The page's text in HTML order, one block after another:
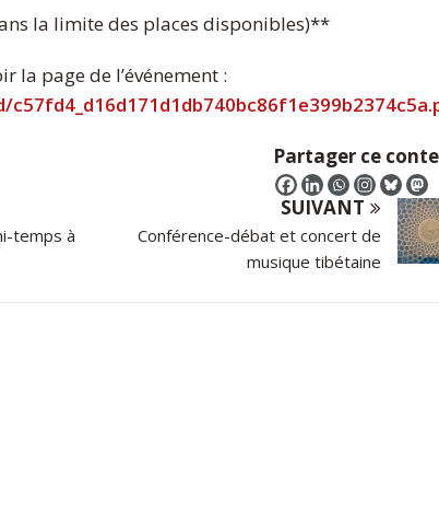
la limite des places disponibles)**
la page de l’événement :
Partager ce
temps à
SUIVANT
Conférence-débat et concert de
musique tibétaine